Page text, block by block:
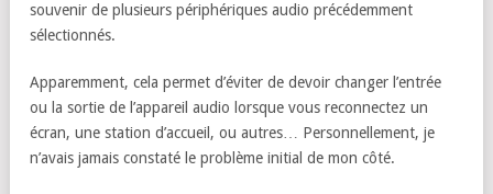
souvenir de plusieurs périphériques audio précédemment
sélectionnés.
Apparemment, cela permet d’éviter de devoir changer l’entrée
ou la sortie de l’appareil audio lorsque vous reconnectez un
écran, une station d’accueil, ou autres… Personnellement, je
n’avais jamais constaté le problème initial de mon côté.